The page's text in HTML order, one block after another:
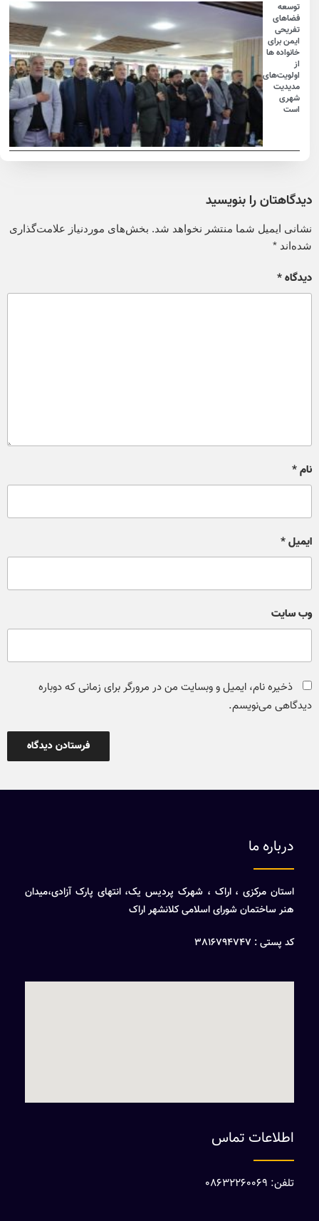
توسعه
فضاهای
تفریحی
ایمن برای
خانواده ها
اولویت‌های
مدیدیت
شهری
است
دیدگاهتان را بنویسید
نشانی ایمیل شما منتشر نخواهد شد. بخش‌های موردنیاز علامت‌گذاری
شده‌اند*
دیدگاه*
نام*
ایمیل*
وب‌ سایت
ذخیره نام، ایمیل و وبسایت من در مرورگر برای زمانی که دوباره
دیدگاهی می‌نویسم.
درباره ما
استان مرکزی ، اراک ، شهرک پردیس یک، انتهای پارک آزادی،میدان
هنر ساختمان شورای اسلامی کلانشهر اراک
کد پستی : 3816794747
اطلاعات تماس
تلفن: 08632260069